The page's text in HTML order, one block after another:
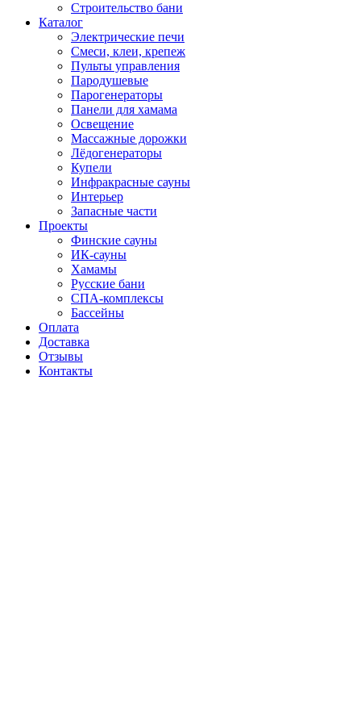
Строительство бани
Каталог
Электрические печи
Смеси, клеи, крепеж
Пульты управления
Пародушевые
Парогенераторы
Панели для хамама
Освещение
Массажные дорожки
Лёдогенераторы
Купели
Инфракрасные сауны
Интерьер
Запасные части
Проекты
Финские сауны
ИК-сауны
Хамамы
Русские бани
СПА-комплексы
Бассейны
Оплата
Доставка
Отзывы
Контакты